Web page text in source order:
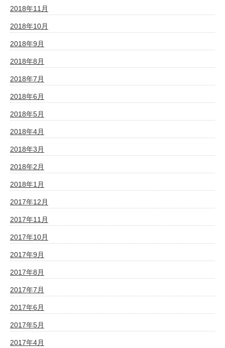
2018年11月
2018年10月
2018年9月
2018年8月
2018年7月
2018年6月
2018年5月
2018年4月
2018年3月
2018年2月
2018年1月
2017年12月
2017年11月
2017年10月
2017年9月
2017年8月
2017年7月
2017年6月
2017年5月
2017年4月